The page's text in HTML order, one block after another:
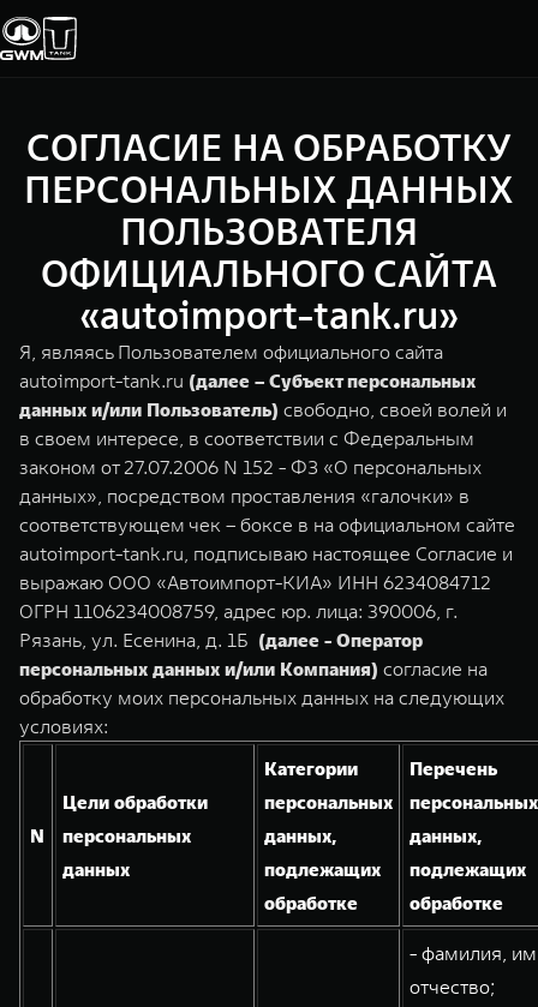
Модели
TANK 300
Следуй за открытиями
от 3 999 000 ₽
TANK 400
За пределы возможного
от 5 599 000 ₽
TANK 500
Веди за собой
от 6 499 000 ₽
TANK 700
от 10 199 000 ₽
WEY 05
от 5 699 000 ₽
Покупателям
ВЫБОР АВТОМОБИЛЯ
Спецпредложения
Тест-драйв
Зарядные станции
ПОКУПКА АВТОМОБИЛЯ
TANK Финансы
Корпоративным клиентам
TANK Кредит
TANK Страхование
Владельцам
ГАРАНТИЯ И ПОДДЕРЖКА
Гарантия
СЕРВИС
Калькулятор ТО
Нулевое ТО
Сервис
Специальные предложения
Моторные масла
ЦИФРОВЫЕ СЕРВИСЫ TANK
Подписки
О дилере
ИНФОРМАЦИЯ
О нас
GWM ТЕХ ДЕНЬ
Новости
СОГЛАСИЕ НА ОБРАБОТКУ
ПЕРСОНАЛЬНЫХ ДАННЫХ
ПОЛЬЗОВАТЕЛЯ
ОФИЦИАЛЬНОГО САЙТА
«autoimport-tank.ru»
Я, являясь Пользователем официального сайта
autoimport-tank.ru (далее – Субъект персональных
данных и/или Пользователь) свободно, своей волей и
в своем интересе, в соответствии с Федеральным
законом от 27.07.2006 N 152 - ФЗ «О персональных
данных», посредством проставления «галочки» в
соответствующем чек – боксе в на официальном сайте
autoimport-tank.ru, подписываю настоящее Согласие и
выражаю ООО «Автоимпорт-КИА» ИНН 6234084712
ОГРН 1106234008759, адрес юр. лица: 390006, г.
Рязань, ул. Есенина, д. 1Б (далее - Оператор
персональных данных и/или Компания) согласие на
обработку моих персональных данных на следующих
условиях:
N
Цели обработки
персональных
данных
Категории
персональных
данных,
подлежащих
обработке
Перечень
персональных
данных,
подлежащих
обработке
- фамилия,
отчество;